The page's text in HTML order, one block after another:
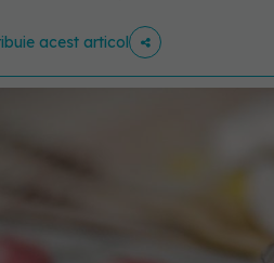
acest articol